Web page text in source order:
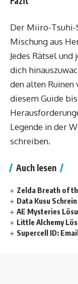
Der Miiro-Tsuhi-
Mischung aus
Jedes Rätsel und
dich
den alten
diesem Guide
Legende in der
schreiben.
Auch lesen
Zelda Breath of
Data Kusu
AE Mysteries
Little Alchemy
Supercell ID: